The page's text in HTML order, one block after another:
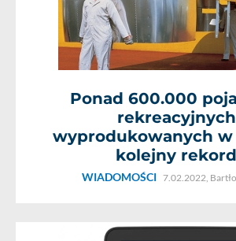
Ponad 600.000
rekreacyjnych
wyprodukowanych w
kolejny rekord
WIADOMOŚCI 7.02.2022,